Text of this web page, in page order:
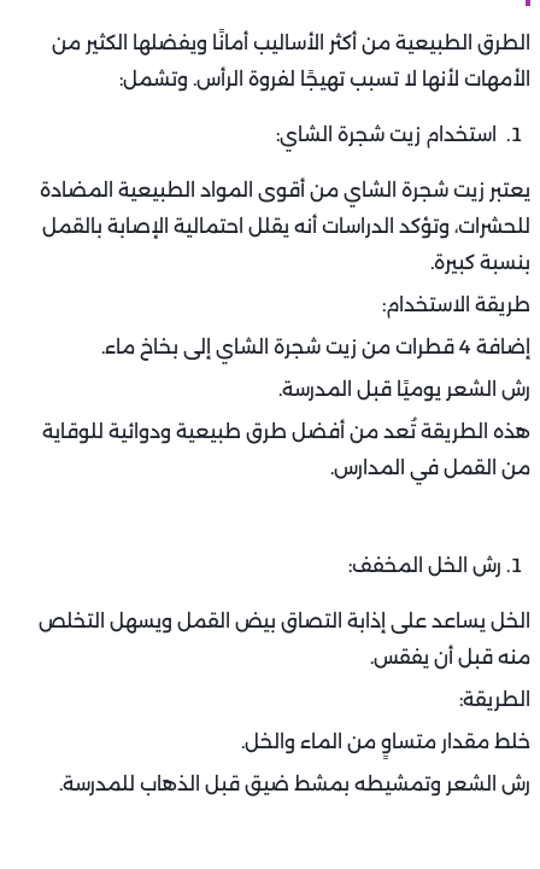
الطرق الطبيعية من أكثر الأساليب أمانًا ويفضلها الكثير من
الأمهات لأنها لا تسبب تهيجًا لفروة الرأس. وتشمل:
استخدام زيت شجرة الشاي:
يعتبر زيت شجرة الشاي من أقوى المواد الطبيعية المضادة
للحشرات، وتؤكد الدراسات أنه يقلل احتمالية الإصابة بالقمل
بنسبة كبيرة.
طريقة الاستخدام:
إضافة 4 قطرات من زيت شجرة الشاي إلى بخاخ ماء.
رش الشعر يوميًا قبل المدرسة.
هذه الطريقة تُعد من أفضل طرق طبيعية ودوائية للوقاية
من القمل في المدارس.
رش الخل المخفف:
الخل يساعد على إذابة التصاق بيض القمل ويسهل التخلص
منه قبل أن يفقس.
الطريقة:
خلط مقدار متساوٍ من الماء والخل.
رش الشعر وتمشيطه بمشط ضيق قبل الذهاب للمدرسة.